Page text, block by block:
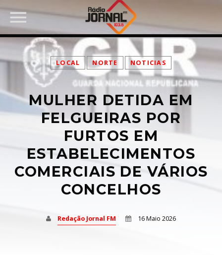
PARTILHAR:
Twitter
Facebook
Pinterest
LOCAL NORTE NOTICIAS
MULHER DETIDA EM
FELGUEIRAS POR
FURTOS EM
ESTABELECIMENTOS
COMERCIAIS DE VÁRIOS
CONCELHOS
Redação Jornal FM 16 Maio 2026